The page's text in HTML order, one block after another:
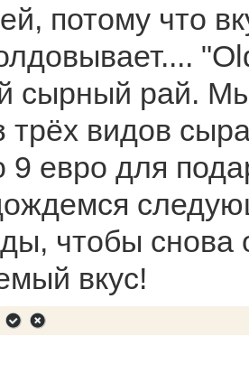
потому что
сырный рай.
трёх видов
9 евро для
чтобы снова
вкус!